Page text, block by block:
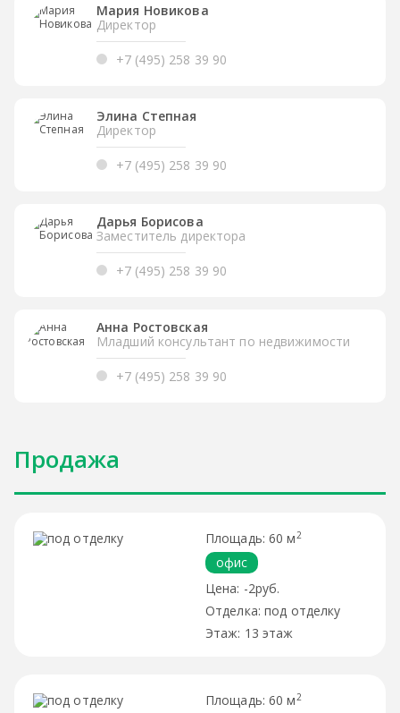
Мария Новикова
Директор
+7 (495) 258 39 90
Элина Степная
Директор
+7 (495) 258 39 90
Дарья Борисова
Заместитель директора
+7 (495) 258 39 90
Анна Ростовская
Младший консультант по недвижимости
+7 (495) 258 39 90
Продажа
60 м 2
офис
-2руб.
под отделку
13 этаж
60 м 2